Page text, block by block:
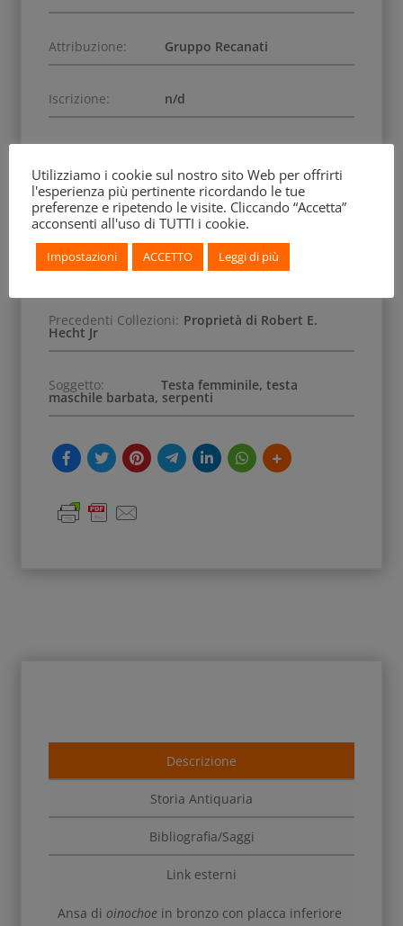
Attribuzione: Gruppo Recanati
Iscrizione: n/d
Numero Inventario: 63.788
Data di Acquisizione: 1963, acquistata da Robert
E. Hecht Jr
Precedenti Collezioni: Proprietà di Robert E.
Hecht Jr
Soggetto: Testa femminile, testa
maschile barbata, serpenti
Descrizione
Storia Antiquaria
Bibliografia/Saggi
Link esterni
Ansa di oinochoe in bronzo con placca inferiore
Utilizziamo i cookie sul nostro sito Web per offrirti
l'esperienza più pertinente ricordando le tue
preferenze e ripetendo le visite. Cliccando “Accetta”
acconsenti all'uso di TUTTI i cookie.
Impostazioni ACCETTO Leggi di più